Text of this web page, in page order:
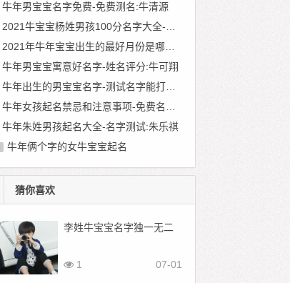
牛年男宝宝名字免费-免费测名:牛清源
2021牛宝宝杨姓男孩100分名字大全-姓名测试打分周易:杨思研
2021年牛年宝宝出生的最好月份是哪几个月份？-姓名测试打分生辰八字:牛华臣
牛年男宝宝寓意好名字-姓名评分:牛可翔
牛年出生的男宝宝名字-测试名字能打多少分:牛梓润
牛年女孩起名禁忌和注意事项-免费名字测分:项微玲
牛年朱姓男孩起名大全-名字测试:朱乐祺
牛年俩个字的女牛宝宝起名
猜你喜欢
李姓牛宝宝名字独一无二
07-01
1